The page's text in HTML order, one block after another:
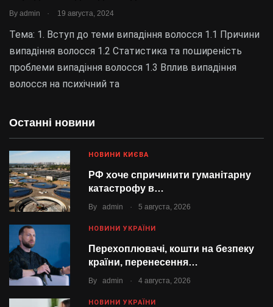
By admin . 19 августа, 2024
Тема: 1. Вступ до теми випадіння волосся 1.1 Причини
випадіння волосся 1.2 Статистика та поширеність
проблеми випадіння волосся 1.3 Вплив випадіння
волосся на психічний та
Останні новини
НОВИНИ КИЄВА
РФ хоче спричинити гуманітарну
катастрофу в…
By admin . 5 августа, 2026
НОВИНИ УКРАЇНИ
Перехоплювачі, кошти на безпеку
країни, перенесення…
By admin . 4 августа, 2026
НОВИНИ УКРАЇНИ